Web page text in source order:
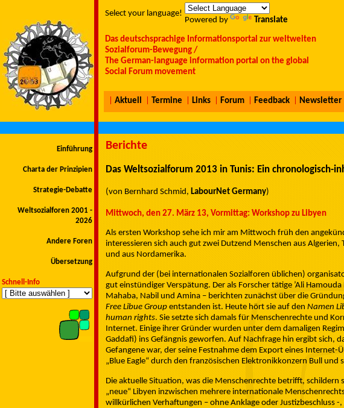
Select your language!
Powered by Translate
Das deutschsprachige Informationsportal zur weltweiten
Sozialforum-Bewegung /
The German-language information portal on the global
Social Forum movement
Aktuell Termine Links Forum Feedback Newsletter
Einführung
Charta der Prinzipien
Strategie-Debatte
Weltsozialforen 2001 -
2026
Andere Foren
Übersetzung
Schnell-Info
Berichte
Das Weltsozialforum 2013 in Tunis: Ein chronologisch-
(von Bernhard Schmid, LabourNet Germany)
Mittwoch, den 27. März 13, Vormittag: Workshop zu Libyen
Als ersten Workshop sehe ich mir am Mittwoch früh den
interessieren sich auch gut zwei Dutzend Menschen aus
und aus Nordamerika.
Aufgrund der (bei internationalen Sozialforen üblichen)
gut einstündiger Verspätung. Der als Forscher tätige ’Ali
Mahaba, Nabil und Amina – berichten zunächst über die
Free Libue Group entstanden ist. Heute hört sie auf den Namen
human rights. Sie setzte sich damals für Menschenrechte und
Internet. Einige ihrer Gründer wurden unter dem damaligen
Gaddafi) ins Gefängnis geworfen. Auf Nachfrage hin ergibt sich,
Gefangene war, der seine Festnahme dem Export eines
„Blue Eagle“ durch den französischen Elektronikkonzern Bull und
Die aktuelle Situation, was die Menschenrechte betrifft, schildern
„neue“ Libyen inzwischen mehrere internationale
willkürlichen Verhaftungen – ohne Anklage oder Justizbeschluss